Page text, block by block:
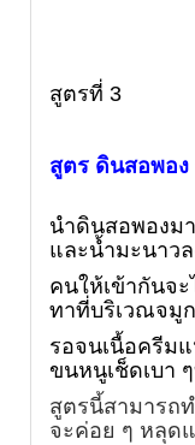
สูตรที่ 3
สูตร ดินสอพอ
นำดินสอพองม
และน้ำมะนาวล
คนให้เข้ากันจ
ทาที่บริเวณจมูก
รอจนเนื้อครีม
ขนหนูเช็ดเบา ๆ
สูตรนี้สามารถ
จะค่อย ๆ หลุด